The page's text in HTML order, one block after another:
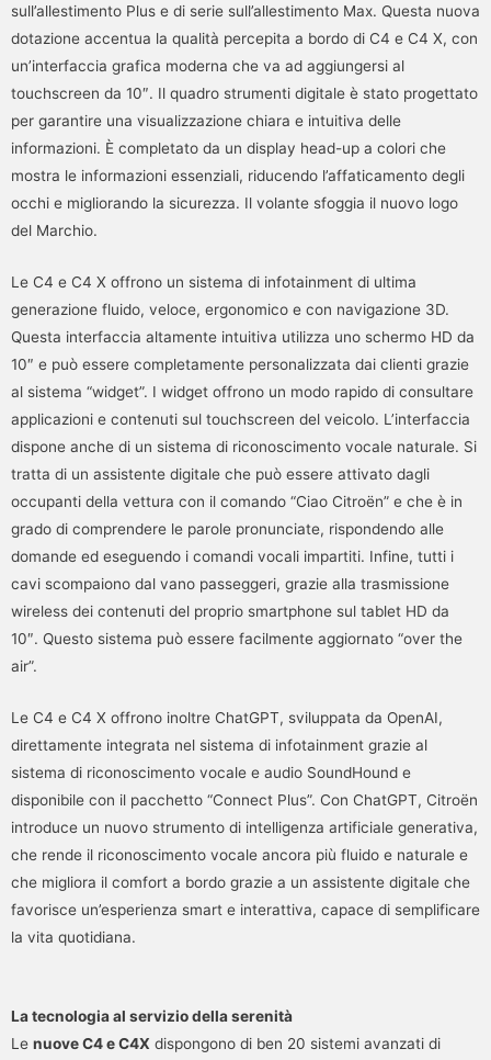
sull’allestimento Plus e di serie sull’allestimento Max. Questa nuova
dotazione accentua la qualità percepita a bordo di C4 e C4 X, con
un’interfaccia grafica moderna che va ad aggiungersi al
touchscreen da 10″. Il quadro strumenti digitale è stato progettato
per garantire una visualizzazione chiara e intuitiva delle
informazioni. È completato da un display head-up a colori che
mostra le informazioni essenziali, riducendo l’affaticamento degli
occhi e migliorando la sicurezza. Il volante sfoggia il nuovo logo
del Marchio.
Le C4 e C4 X offrono un sistema di infotainment di ultima
generazione fluido, veloce, ergonomico e con navigazione 3D.
Questa interfaccia altamente intuitiva utilizza uno schermo HD da
10″ e può essere completamente personalizzata dai clienti grazie
al sistema “widget”. I widget offrono un modo rapido di consultare
applicazioni e contenuti sul touchscreen del veicolo. L’interfaccia
dispone anche di un sistema di riconoscimento vocale naturale. Si
tratta di un assistente digitale che può essere attivato dagli
occupanti della vettura con il comando “Ciao Citroën” e che è in
grado di comprendere le parole pronunciate, rispondendo alle
domande ed eseguendo i comandi vocali impartiti. Infine, tutti i
cavi scompaiono dal vano passeggeri, grazie alla trasmissione
wireless dei contenuti del proprio smartphone sul tablet HD da
10″. Questo sistema può essere facilmente aggiornato “over the
air”.
Le C4 e C4 X offrono inoltre ChatGPT, sviluppata da OpenAI,
direttamente integrata nel sistema di infotainment grazie al
sistema di riconoscimento vocale e audio SoundHound e
disponibile con il pacchetto “Connect Plus”. Con ChatGPT, Citroën
introduce un nuovo strumento di intelligenza artificiale generativa,
che rende il riconoscimento vocale ancora più fluido e naturale e
che migliora il comfort a bordo grazie a un assistente digitale che
favorisce un’esperienza smart e interattiva, capace di semplificare
la vita quotidiana.
La tecnologia al servizio della serenità
Le nuove C4 e C4X dispongono di ben 20 sistemi avanzati di